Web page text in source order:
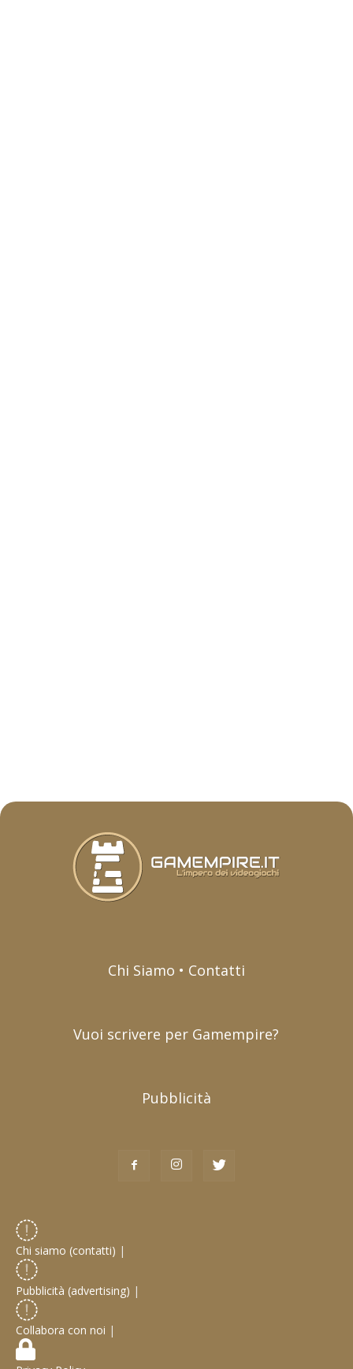
Chi Siamo • Contatti
Vuoi scrivere per Gamempire?
Pubblicità
Chi siamo (contatti) |
Pubblicità (advertising) |
Collabora con noi |